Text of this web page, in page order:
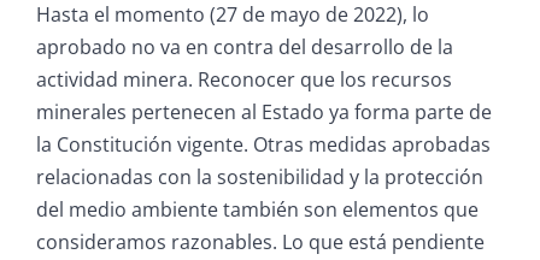
Hasta el momento (27 de mayo de 2022), lo
aprobado no va en contra del desarrollo de la
actividad minera. Reconocer que los recursos
minerales pertenecen al Estado ya forma parte de
la Constitución vigente. Otras medidas aprobadas
relacionadas con la sostenibilidad y la protección
del medio ambiente también son elementos que
consideramos razonables. Lo que está pendiente